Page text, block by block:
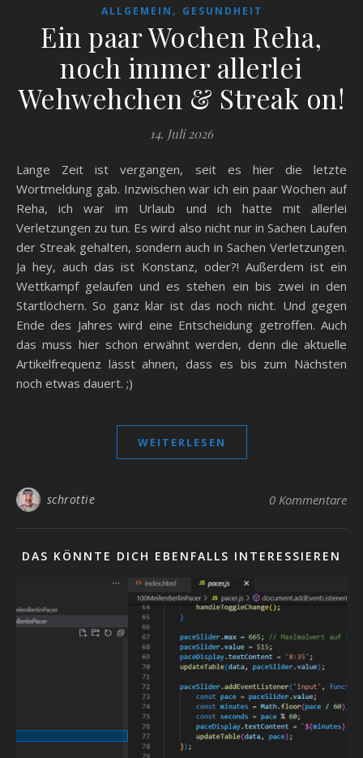
ALLGEMEIN , GESUNDHEIT
Ein paar Wochen Reha,
noch immer allerlei
Wehwehchen & Streak on!
14. Juli 2026
Lange Zeit ist vergangen, seit es hier die letzte
Wortmeldung gab. Inzwischen war ich ein paar Wochen auf
Reha, ich war im Urlaub und ich hatte mit allerlei
Verletzungen zu tun. Es wird also nicht nur in Sachen Laufen
der Streak gehalten, sondern auch in Sachen Verletzungen.
Ja hey, auch das ist Konstanz, oder?! Außerdem ist ein
Wettkampf gelaufen und es stehen ein bis zwei in den
Startlöchern. So ganz klar ist das noch nicht. Und gegen
Ende des Jahres wird eine Entscheidung getroffen. Auch
das muss hier schon erwähnt werden, denn die aktuelle
Artikelfrequenz lässt ahnen, dass es bis zum Nächsten
noch etwas dauert. ;)
WEITERLESEN
schrottie 0 Kommentare
DAS KÖNNTE DICH EBENFALLS INTERESSIEREN